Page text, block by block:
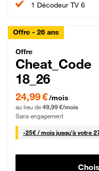
1 Décodeur TV 6
Offre - 26 ans
Cheat_Code
Offre
Cheat_Code
18_26
24,99 € par mois pendant 0
24,99 €/mois
au lieu de 49,99 €/mois
Sans engagement
-25€ / mois25 € par mois
jusqu'à votre